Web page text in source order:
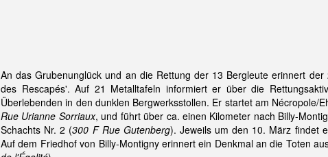
An das Grubenunglück und an die Rettung der 13 Bergleute erinnert der
des Rescapés'. Auf 21 Metalltafeln informiert er über die
Überlebenden in den dunklen Bergwerksstollen. Er startet am Nécropole/
Rue Urianne Sorriaux, und führt über ca. einen Kilometer nach Billy-
Schachts Nr. 2 (300 F Rue Gutenberg). Jeweils um den 10. März findet
Auf dem Friedhof von Billy-Montigny erinnert ein Denkmal an die Toten